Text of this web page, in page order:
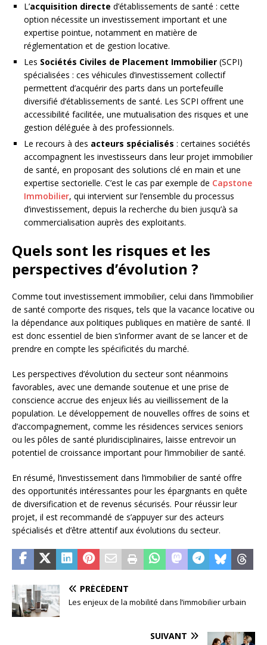
L’acquisition directe d’établissements de santé : cette
option nécessite un investissement important et une
expertise pointue, notamment en matière de
réglementation et de gestion locative.
Les Sociétés Civiles de Placement Immobilier (SCPI)
spécialisées : ces véhicules d’investissement collectif
permettent d’acquérir des parts dans un portefeuille
diversifié d’établissements de santé. Les SCPI offrent une
accessibilité facilitée, une mutualisation des risques et une
gestion déléguée à des professionnels.
Le recours à des acteurs spécialisés : certaines sociétés
accompagnent les investisseurs dans leur projet immobilier
de santé, en proposant des solutions clé en main et une
expertise sectorielle. C’est le cas par exemple de Capstone
Immobilier, qui intervient sur l’ensemble du processus
d’investissement, depuis la recherche du bien jusqu’à sa
commercialisation auprès des exploitants.
Quels sont les risques et les
perspectives d’évolution ?
Comme tout investissement immobilier, celui dans l’immobilier
de santé comporte des risques, tels que la vacance locative ou
la dépendance aux politiques publiques en matière de santé. Il
est donc essentiel de bien s’informer avant de se lancer et de
prendre en compte les spécificités du marché.
Les perspectives d’évolution du secteur sont néanmoins
favorables, avec une demande soutenue et une prise de
conscience accrue des enjeux liés au vieillissement de la
population. Le développement de nouvelles offres de soins et
d’accompagnement, comme les résidences services seniors
ou les pôles de santé pluridisciplinaires, laisse entrevoir un
potentiel de croissance important pour l’immobilier de santé.
En résumé, l’investissement dans l’immobilier de santé offre
des opportunités intéressantes pour les épargnants en quête
de diversification et de revenus sécurisés. Pour réussir leur
projet, il est recommandé de s’appuyer sur des acteurs
spécialisés et d’être attentif aux évolutions du secteur.
PRÉCÉDENT
Les enjeux de la mobilité dans l’immobilier urbain
SUIVANT